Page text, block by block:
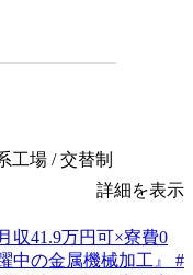
工場 / 交替制
詳細を表示